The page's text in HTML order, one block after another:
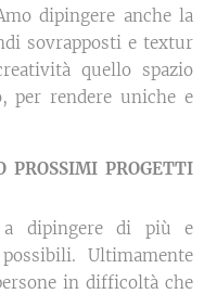
dipingere anche la
sovrapposti e textur
quello spazio
per rendere uniche e
PROSSIMI PROGETTI
a dipingere di più e
Ultimamente
in difficoltà che